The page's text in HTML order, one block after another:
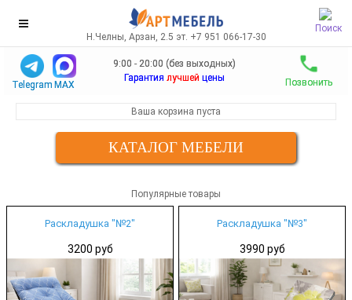
Поиск
Н.Челны, Арзан, 2.5 эт. +7 951 066-17-30
Telegram MAX
9:00 - 20:00 (без выходных)
Гарантия лучшей цены Позвонить
Ваша корзина пуста
КАТАЛОГ МЕБЕЛИ
Популярные товары
Раскладушка "№2"
3200 руб
Раскладушка "№3"
3990 руб